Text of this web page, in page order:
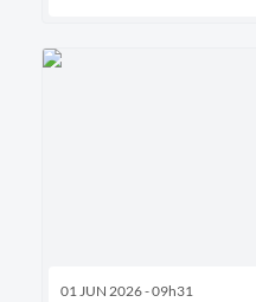
01 JUN 2026 - 09h31